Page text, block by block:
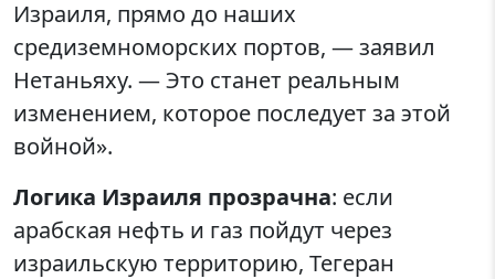
Израиля, прямо до наших
средиземноморских портов, — заявил
Нетаньяху. — Это станет реальным
изменением, которое последует за этой
войной».
Логика Израиля прозрачна: если
арабская нефть и газ пойдут через
израильскую территорию, Тегеран